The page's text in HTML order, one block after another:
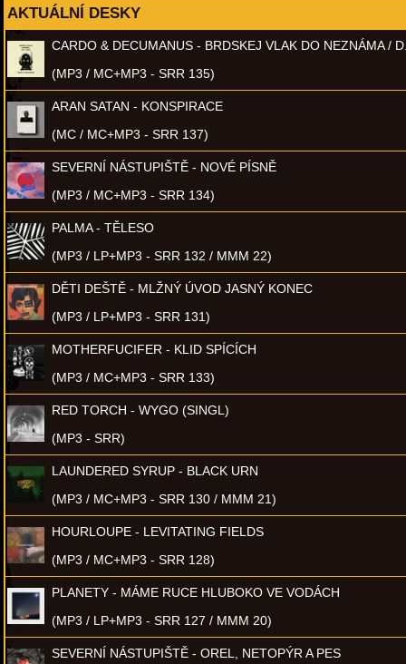
AKTUÁLNÍ DESKY
CARDO & DECUMANUS - BRDSKEJ VLAK DO NEZNÁMA /
(MP3 / MC+MP3 - SRR 135)
ARAN SATAN - KONSPIRACE
(MC / MC+MP3 - SRR 137)
SEVERNÍ NÁSTUPIŠTĚ - NOVÉ PÍSNĚ
(MP3 / MC+MP3 - SRR 134)
PALMA - TĚLESO
(MP3 / LP+MP3 - SRR 132 / MMM 22)
DĚTI DEŠTĚ - MLŽNÝ ÚVOD JASNÝ KONEC
(MP3 / LP+MP3 - SRR 131)
MOTHERFUCIFER - KLID SPÍCÍCH
(MP3 / MC+MP3 - SRR 133)
RED TORCH - WYGO (SINGL)
(MP3 - SRR)
LAUNDERED SYRUP - BLACK URN
(MP3 / MC+MP3 - SRR 130 / MMM 21)
HOURLOUPE - LEVITATING FIELDS
(MP3 / MC+MP3 - SRR 128)
PLANETY - MÁME RUCE HLUBOKO VE VODÁCH
(MP3 / LP+MP3 - SRR 127 / MMM 20)
SEVERNÍ NÁSTUPIŠTĚ - OREL, NETOPÝR A PES